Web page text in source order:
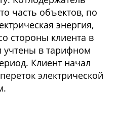
часть объектов, по
энергия,
стороны клиента в
учтены в тарифном
Клиент начал
электрической